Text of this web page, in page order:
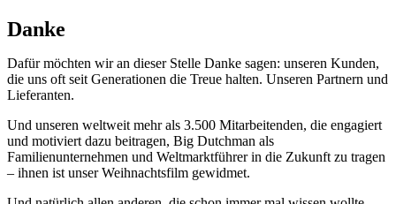
Danke
Dafür möchten wir an dieser Stelle Danke sagen: unseren Kunden,
die uns oft seit Generationen die Treue halten. Unseren Partnern und
Lieferanten.
Und unseren weltweit mehr als 3.500 Mitarbeitenden, die engagiert
und motiviert dazu beitragen, Big Dutchman als
Familienunternehmen und Weltmarktführer in die Zukunft zu tragen
– ihnen ist unser Weihnachtsfilm gewidmet.